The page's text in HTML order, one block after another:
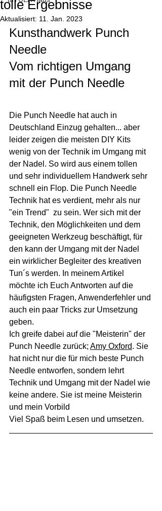
tolle Ergebnisse
Aktualisiert: 11. Jan. 2023
Kunsthandwerk Punch
Needle
Vom richtigen Umgang
mit der Punch Needle
Die Punch Needle hat auch in
Deutschland Einzug gehalten... aber
leider zeigen die meisten DIY Kits
wenig von der Technik im Umgang mit
der Nadel. So wird aus einem tollen
und sehr individuellem Handwerk sehr
schnell ein Flop. Die Punch Needle
Technik hat es verdient, mehr als nur
"ein Trend"  zu sein. Wer sich mit der
Technik, den Möglichkeiten und dem
geeigneten Werkzeug beschäftigt, für
den kann der Umgang mit der Nadel
ein wirklicher Begleiter des kreativen
Tun´s werden. In meinem Artikel
möchte ich Euch Antworten auf die
häufigsten Fragen, Anwenderfehler und
auch ein paar Tricks zur Umsetzung
geben.
Ich greife dabei auf die "Meisterin" der
Punch Needle zurück; Amy Oxford. Sie
hat nicht nur die für mich beste Punch
Needle entworfen, sondern lehrt
Technik und Umgang mit der Nadel wie
keine andere. Sie ist meine Meisterin
und mein Vorbild
Viel Spaß beim Lesen und umsetzen.